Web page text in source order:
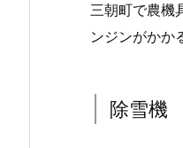
三朝町で農機
ンジンがかか
除雪機